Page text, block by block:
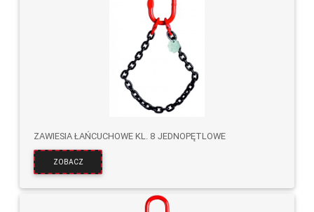
ZAWIESIA ŁAŃCUCHOWE KL. 8 JEDNOPĘTLOWE
ZOBACZ